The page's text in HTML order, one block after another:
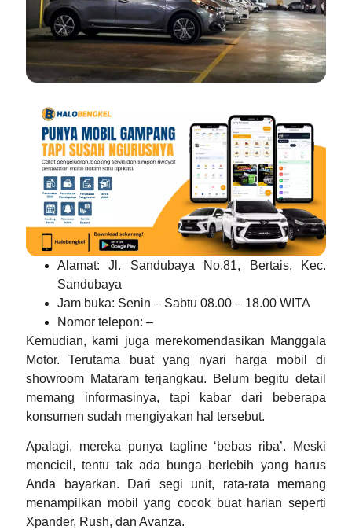
Alamat: Jl. Sandubaya No.81, Bertais, Kec.
Sandubaya
Jam buka: Senin – Sabtu 08.00 – 18.00 WITA
Nomor telepon: –
Kemudian, kami juga merekomendasikan Manggala
Motor. Terutama buat yang nyari harga mobil di
showroom Mataramterjangkau. Belum begitu detail
memang informasinya, tapi kabar dari beberapa
konsumen sudah mengiyakan hal tersebut.
Apalagi, mereka punya tagline ‘bebas riba’. Meski
mencicil, tentu tak ada bunga berlebih yang harus
Anda bayarkan. Dari segi unit, rata-rata memang
menampilkan mobil yang cocok buat harian seperti
Xpander, Rush, dan Avanza.